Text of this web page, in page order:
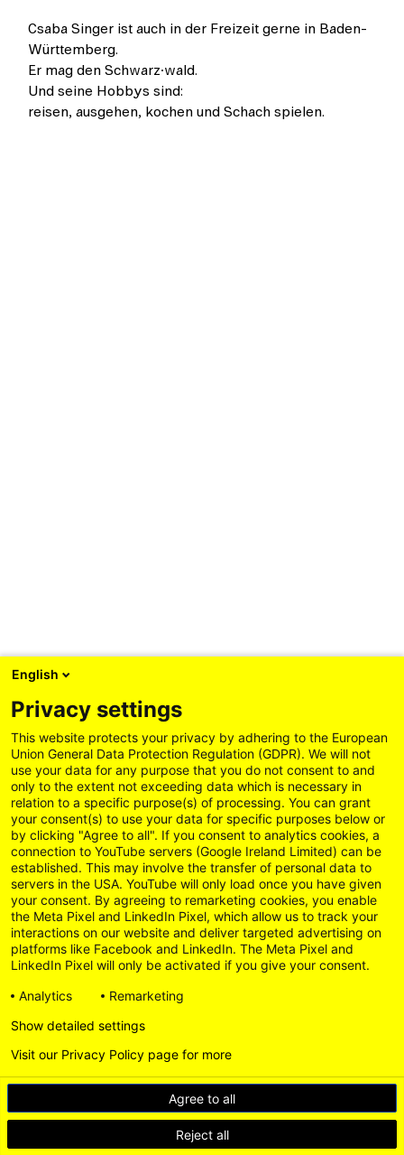
Csaba Singer ist auch in der Freizeit gerne in Baden-
Württemberg.
Er mag den Schwarz·wald.
Und seine Hobbys sind:
reisen, ausgehen, kochen und Schach spielen.
English
Privacy settings
This website protects your privacy by adhering to the European
Union General Data Protection Regulation (GDPR). We will not
use your data for any purpose that you do not consent to and
only to the extent not exceeding data which is necessary in
relation to a specific purpose(s) of processing. You can grant
your consent(s) to use your data for specific purposes below or
by clicking "Agree to all". If you consent to analytics cookies, a
connection to YouTube servers (Google Ireland Limited) can be
established. This may involve the transfer of personal data to
servers in the USA. YouTube will only load once you have given
your consent. By agreeing to remarketing cookies, you enable
the Meta Pixel and LinkedIn Pixel, which allow us to track your
interactions on our website and deliver targeted advertising on
platforms like Facebook and LinkedIn. The Meta Pixel and
LinkedIn Pixel will only be activated if you give your consent.
Analytics
Remarketing
Agree to all
Reject all
Show detailed settings
Visit our Privacy Policy page for more